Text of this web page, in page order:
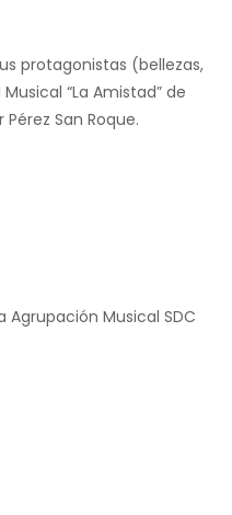
protagonistas (bellezas,
“La Amistad” de
San Roque.
Musical SDC